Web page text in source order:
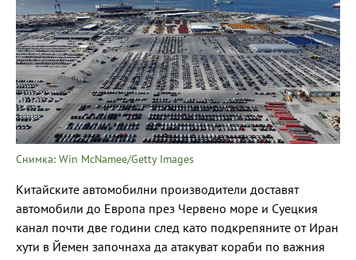
Снимка: Win McNamee/Getty Images
Китайските автомобилни производители доставят
автомобили до Европа през Червено море и Суецкия
канал почти две години след като подкрепяните от Иран
хути в Йемен започнаха да атакуват кораби по важния